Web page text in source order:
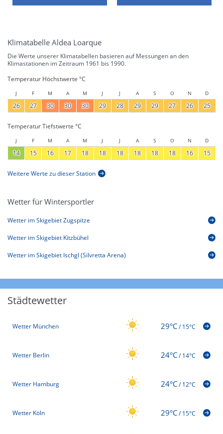
Klimatabelle Aldea Loarque
Die Werte unserer Klimatabellen basieren auf Messungen an den
Klimastationen im Zeitraum 1961 bis 1990.
Temperatur Höchstwerte °C
J F M A M J J A S O N D
26 27 30 30 30 29 28 29 29 27 26 25
Temperatur Tiefstwerte °C
J F M A M J J A S O N D
14 15 16 17 18 18 18 18 18 18 16 15
Weitere Werte zu dieser Station
Wetter für Wintersportler
Wetter im Skigebiet Zugspitze
Wetter im Skigebiet Kitzbühel
Wetter im Skigebiet Ischgl (Silvretta Arena)
Städtewetter
Wetter München 29°C/15°C
Wetter Berlin 24°C/14°C
Wetter Hamburg 24°C/12°C
Wetter Köln 29°C/15°C